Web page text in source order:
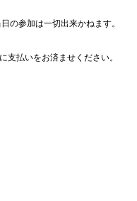
の参加は一切出来かねます。
支払いをお済ませください。